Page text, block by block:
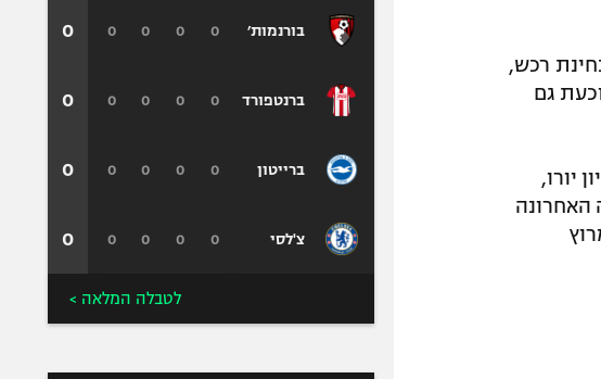
רכש,
גם
בקיץ 2016 מבורוסיה מנשנגלדבאך תמורת 45 מיליון יורו,
ובישל 29, כאשר העונה האחרונה
ו-7 בישולים במרוץ
בורנמות׳
ברנטפורד
ברייטון
צ'לסי
0
0
0
0
0
0
0
0
0
0
0
0
0
0
0
0
0
0
0
0
לטבלה המלאה >